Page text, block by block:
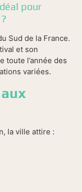
pour
Sud de la France.
et son
toute l’année des
variées.
la ville attire :